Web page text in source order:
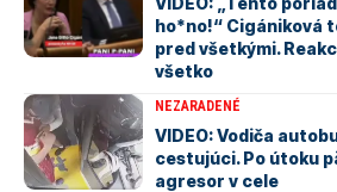
ho*no!“ Cigániková
pred všetkými.
všetko
NEZARADENÉ
VIDEO: Vodiča
cestujúci. Po útoku
agresor v cele